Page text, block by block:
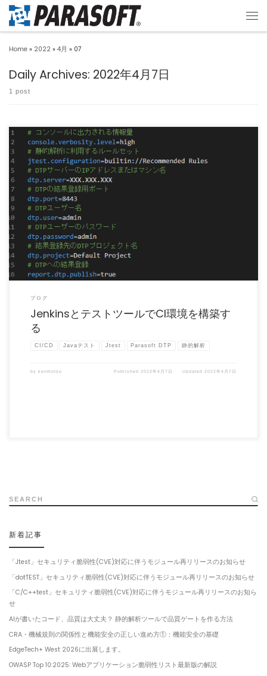
Home » 2022 » 4月 » 07
Daily Archives: 2022年4月7日
1 post
以前の記事でCIツールであるJenkinsとJavaのテストツールであるParasoft Jtest
ブログ
JenkinsとテストツールでCI環境を構築す
る
CI/CD Javaテスト Jtest Parasoft DTP 静的解析
by kenmotsu Published2022年4月7日 Updated2022年4月7日
SEARCH
新着記事
「Jtest」セキュリティ脆弱性(CVE)対応に伴うモジュール再リリースのお知らせ
「dotTEST」セキュリティ脆弱性(CVE)対応に伴うモジュール再リリースのお知らせ
「C/C++test」セキュリティ脆弱性(CVE)対応に伴うモジュール再リリースのお知ら
せ
AIが書いたコード、品質は大丈夫？ 静的解析ツールで品質ゲートを作る方法
CRA・機械規則の関係性と機能安全の正しい進め方①：機能安全の基礎
EdgeTech+ West 2026に出展します。
OWASP Top 10:2025: Webアプリケーション脆弱性リスト最新版の解説